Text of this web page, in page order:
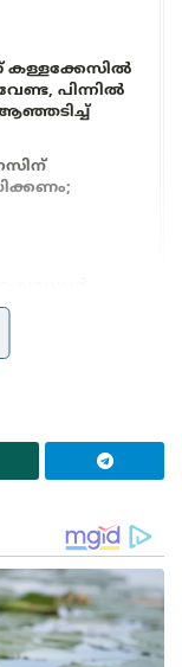
കള്ളക്കേസിൽ
പിന്നിൽ
മാളവിക
മാളവിക
സോഷ്യൽ
പ്രായത്തിന്
നടന്മാർ
ഇതിനു